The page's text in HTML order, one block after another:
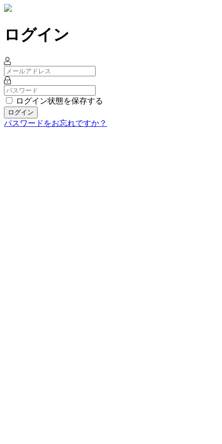
ログイン
ログイン状態を保存する
ログイン
パスワードをお忘れですか？